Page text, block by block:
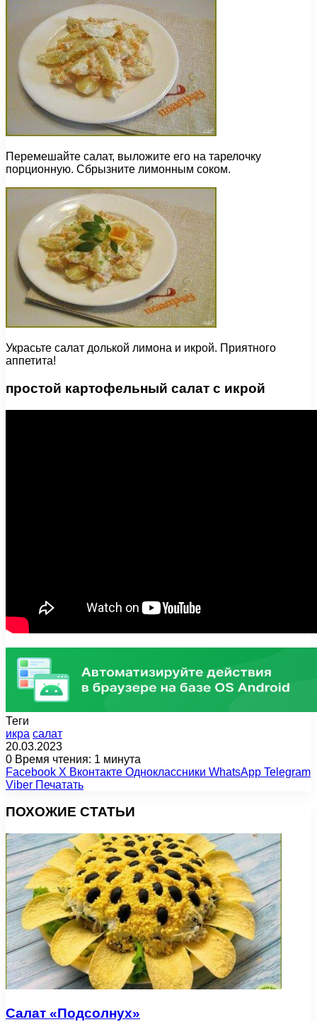
Перемешайте салат, выложите его на тарелочку
порционную. Сбрызните лимонным соком.
Украсьте салат долькой лимона и икрой. Приятного
аппетита!
простой картофельный салат с икрой
Теги
икра салат
20.03.2023
0 Время чтения: 1 минута
Facebook X Вконтакте Одноклассники WhatsApp Telegram
Viber Печатать
ПОХОЖИЕ СТАТЬИ
Салат «Подсолнух»